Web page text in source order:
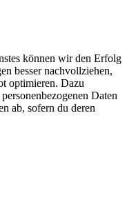
können wir den Erfolg
besser nachvollziehen,
optimieren. Dazu
Daten
ab, sofern du deren